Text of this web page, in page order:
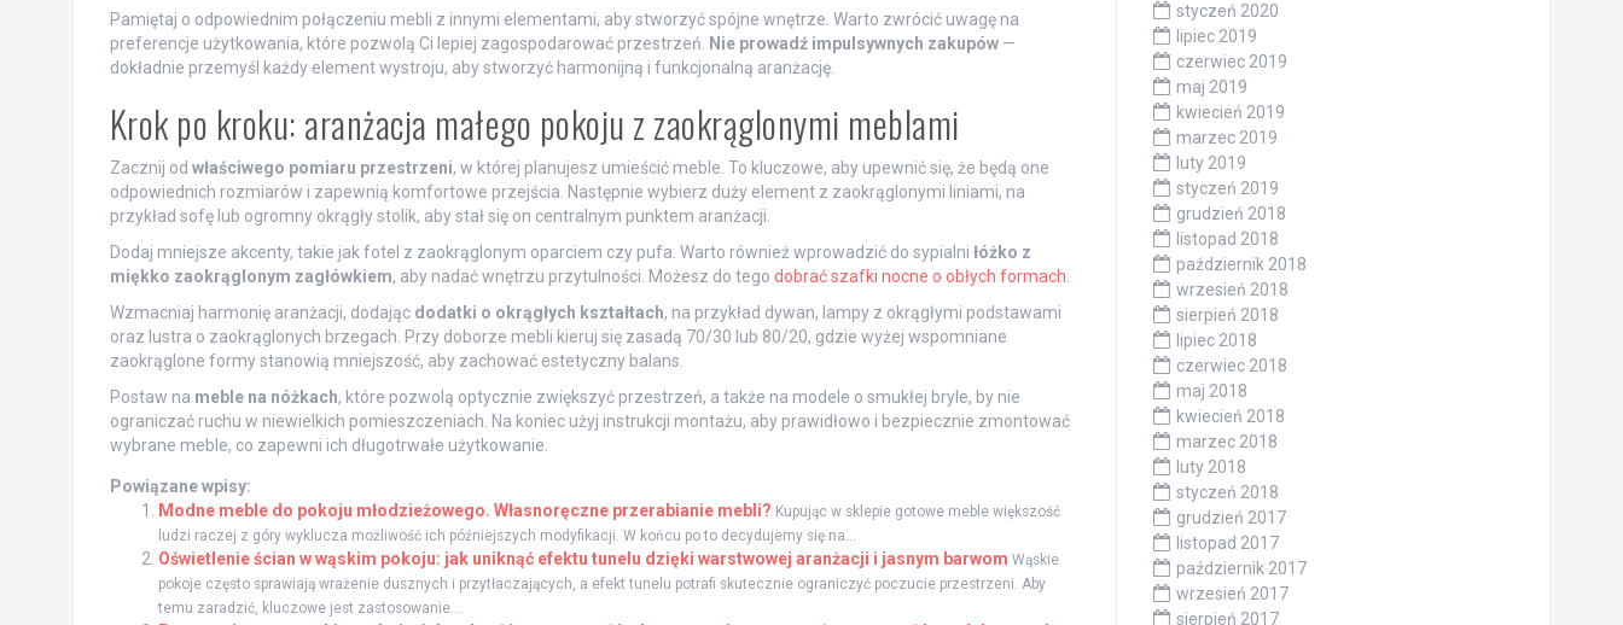
Pamiętaj o odpowiednim połączeniu mebli z innymi elementami, aby stworzyć spójne wnętrze. Warto zwrócić uwagę na
preferencje użytkowania, które pozwolą Ci lepiej zagospodarować przestrzeń. Nie prowadź impulsywnych zakupów—
dokładnie przemyśl każdy element wystroju, aby stworzyć harmonijną i funkcjonalną aranżację.
Krok po kroku: aranżacja małego pokoju z zaokrąglonymi meblami
Zacznij od właściwego pomiaru przestrzeni, w której planujesz umieścić meble. To kluczowe, aby upewnić się, że będą one
odpowiednich rozmiarów i zapewnią komfortowe przejścia. Następnie wybierz duży element z zaokrąglonymi liniami, na
przykład sofę lub ogromny okrągły stolik, aby stał się on centralnym punktem aranżacji.
Dodaj mniejsze akcenty, takie jak fotel z zaokrąglonym oparciem czy pufa. Warto również wprowadzić do sypialni łóżko z
miękko zaokrąglonym zagłówkiem, aby nadać wnętrzu przytulności. Możesz do tego dobrać szafki nocne o obłych formach.
Wzmacniaj harmonię aranżacji, dodając dodatki o okrągłych kształtach, na przykład dywan, lampy z okrągłymi podstawami
oraz lustra o zaokrąglonych brzegach. Przy doborze mebli kieruj się zasadą 70/30 lub 80/20, gdzie wyżej wspomniane
zaokrąglone formy stanowią mniejszość, aby zachować estetyczny balans.
Postaw na meble na nóżkach, które pozwolą optycznie zwiększyć przestrzeń, a także na modele o smukłej bryle, by nie
ograniczać ruchu w niewielkich pomieszczeniach. Na koniec użyj instrukcji montażu, aby prawidłowo i bezpiecznie zmontować
wybrane meble, co zapewni ich długotrwałe użytkowanie.
Powiązane wpisy:
Modne meble do pokoju młodzieżowego. Własnoręczne przerabianie mebli? Kupując w sklepie gotowe meble większość
ludzi raczej z góry wyklucza możliwość ich późniejszych modyfikacji. W końcu po to decydujemy się na...
Oświetlenie ścian w wąskim pokoju: jak uniknąć efektu tunelu dzięki warstwowej aranżacji i jasnym barwom Wąskie
pokoje często sprawiają wrażenie dusznych i przytłaczających, a efekt tunelu potrafi skutecznie ograniczyć poczucie przestrzeni. Aby
temu zaradzić, kluczowe jest zastosowanie...
styczeń 2020
lipiec 2019
czerwiec 2019
maj 2019
kwiecień 2019
marzec 2019
luty 2019
styczeń 2019
grudzień 2018
listopad 2018
październik 2018
wrzesień 2018
sierpień 2018
lipiec 2018
czerwiec 2018
maj 2018
kwiecień 2018
marzec 2018
luty 2018
styczeń 2018
grudzień 2017
listopad 2017
październik 2017
wrzesień 2017
sierpień 2017